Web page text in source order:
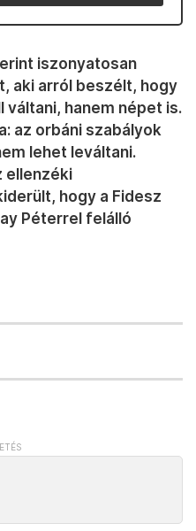
iszonyatosan
aki arról beszélt, hogy
hanem népet is.
az orbáni szabályok
lehet leváltani.
ellenzéki
hogy a Fidesz
Péterrel felálló